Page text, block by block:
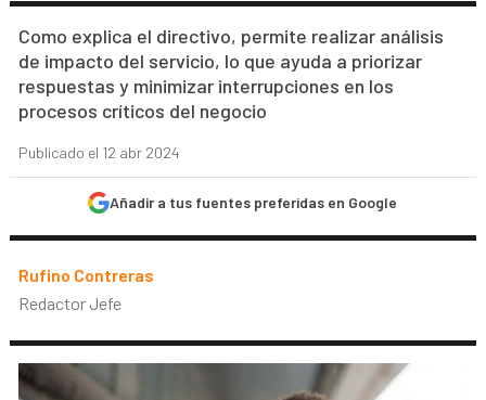
Como explica el directivo, permite realizar análisis
de impacto del servicio, lo que ayuda a priorizar
respuestas y minimizar interrupciones en los
procesos críticos del negocio
Publicado el 12 abr 2024
Añadir a tus fuentes preferidas en Google
Rufino Contreras
Redactor Jefe